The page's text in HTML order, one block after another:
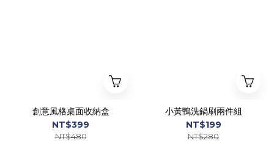
創意風格桌面收納盒
NT$399
NT$480
小黃鴨洗鍋刷兩件組
NT$199
NT$280